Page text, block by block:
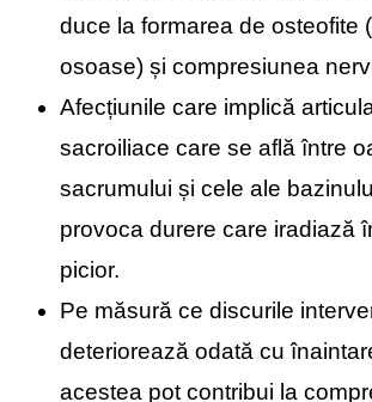
duce la formarea de osteofite
osoase) și compresiunea
Afecțiunile care implică
sacroiliace care se află între
sacrumului și cele ale
provoca durere care iradiază
picior.
Pe măsură ce discurile
deteriorează odată cu
acestea pot contribui la